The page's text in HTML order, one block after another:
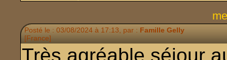
Posté le : 03/08/2024 à 17:13, par : Famille Gelly
[France]
Très agréable séjour